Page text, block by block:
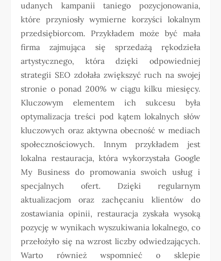
udanych kampanii taniego pozycjonowania,
które przyniosły wymierne korzyści lokalnym
przedsiębiorcom. Przykładem może być mała
firma zajmująca się sprzedażą rękodzieła
artystycznego, która dzięki odpowiedniej
strategii SEO zdołała zwiększyć ruch na swojej
stronie o ponad 200% w ciągu kilku miesięcy.
Kluczowym elementem ich sukcesu była
optymalizacja treści pod kątem lokalnych słów
kluczowych oraz aktywna obecność w mediach
społecznościowych. Innym przykładem jest
lokalna restauracja, która wykorzystała Google
My Business do promowania swoich usług i
specjalnych ofert. Dzięki regularnym
aktualizacjom oraz zachęcaniu klientów do
zostawiania opinii, restauracja zyskała wysoką
pozycję w wynikach wyszukiwania lokalnego, co
przełożyło się na wzrost liczby odwiedzających.
Warto również wspomnieć o sklepie